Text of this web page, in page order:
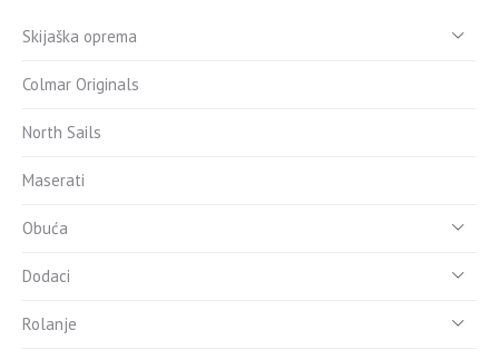
Skijaška oprema
Colmar Originals
North Sails
Maserati
Obuća
Dodaci
Rolanje